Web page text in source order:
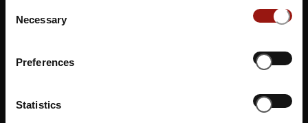
Selection
Necessary
Preferences
Statistics
verzaubern!
Sie möchten sich nicht auf einen Termin festlegen?
Gastronom*innen indem Sie einen Gutschein erwerben.